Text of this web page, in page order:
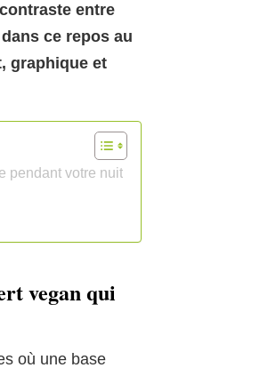
entre
ce repos au
graphique et
pendant votre nuit
vegan qui
où une base